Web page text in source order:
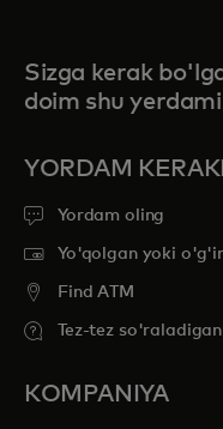
Sizga kerak
doim shu
YORDAM
Yordam oling
Yo'qolgan yoki
Find ATM
Tez-tez
KOMPANIYA